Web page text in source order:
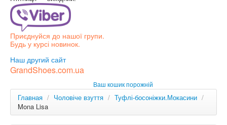
Контакти
Таблиця розмірів
Вхід для покупця
РОС
Приєднуйся до нашої групи.
Будь у курсі новинок.
Наш другий сайт
GrandShoes.com.ua
Ваш кошик порожній
Главная / Чоловіче взуття / Туфлі-босоніжки.Мокасини /
Mona Lisa